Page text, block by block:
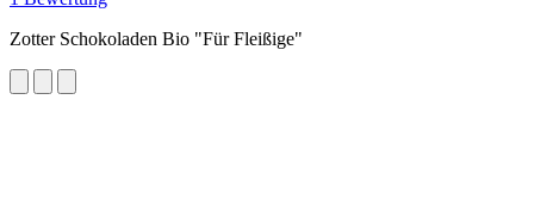
Zotter Schokoladen Bio "Für Fleißige"